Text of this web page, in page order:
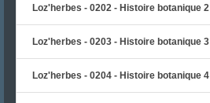
Loz'herbes - 0202 - Histoire botanique 2
Loz'herbes - 0203 - Histoire botanique 3
Loz'herbes - 0204 - Histoire botanique 4